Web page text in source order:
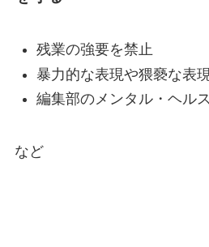
残業の強要を禁止
暴力的な表現や猥褻な表
編集部のメンタル・ヘル
など